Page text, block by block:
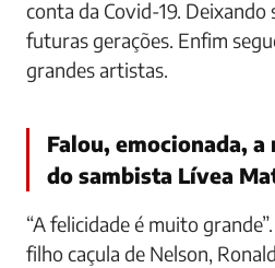
conta da Covid-19. Deixando
futuras gerações. Enfim
grandes artistas.
Falou, emocionada,
do sambista Lívea
“A felicidade é muito
filho caçula de Nelson,